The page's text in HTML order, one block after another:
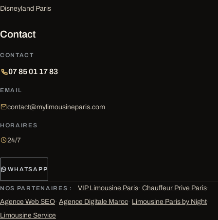
Disneyland Paris
Contact
CONTACT
07 85 01 17 83
EMAIL
contact@mylimousineparis.com
HORAIRES
24/7
WHATSAPP
NOS PARTENAIRES : VIP Limousine Paris· Chauffeur Prive Paris·
Agence Web SEO· Agence Digitale Maroc· Limousine Paris by Night·
Limousine Service